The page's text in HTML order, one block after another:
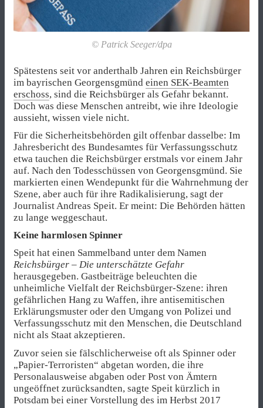
© Patrick Seeger/dpa
Spätestens seit vor anderthalb Jahren ein Reichsbürger
im bayrischen Georgensgmünd einen SEK-Beamten
erschoss, sind die Reichsbürger als Gefahr bekannt.
Doch was diese Menschen antreibt, wie ihre Ideologie
aussieht, wissen viele nicht.
Für die Sicherheitsbehörden gilt offenbar dasselbe: Im
Jahresbericht des Bundesamtes für Verfassungsschutz
etwa tauchen die Reichsbürger erstmals vor einem Jahr
auf. Nach den Todesschüssen von Georgensgmünd. Sie
markierten einen Wendepunkt für die Wahrnehmung der
Szene, aber auch für ihre Radikalisierung, sagt der
Journalist Andreas Speit. Er meint: Die Behörden hätten
zu lange weggeschaut.
Keine harmlosen Spinner
Speit hat einen Sammelband unter dem Namen
Reichsbürger – Die unterschätzte Gefahr
herausgegeben. Gastbeiträge beleuchten die
unheimliche Vielfalt der Reichsbürger-Szene: ihren
gefährlichen Hang zu Waffen, ihre antisemitischen
Erklärungsmuster oder den Umgang von Polizei und
Verfassungsschutz mit den Menschen, die Deutschland
nicht als Staat akzeptieren.
Zuvor seien sie fälschlicherweise oft als Spinner oder
„Papier-Terroristen“ abgetan worden, die ihre
Personalausweise abgaben oder Post von Ämtern
ungeöffnet zurücksandten, sagte Speit kürzlich in
Potsdam bei einer Vorstellung des im Herbst 2017